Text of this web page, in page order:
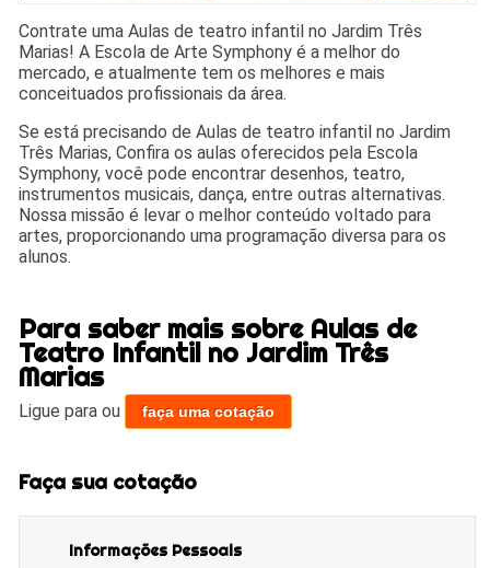
Contrate uma Aulas de teatro infantil no Jardim Três
Marias! A Escola de Arte Symphony é a melhor do
mercado, e atualmente tem os melhores e mais
conceituados profissionais da área.
Se está precisando de Aulas de teatro infantil no Jardim
Três Marias, Confira os aulas oferecidos pela Escola
Symphony, você pode encontrar desenhos, teatro,
instrumentos musicais, dança, entre outras alternativas.
Nossa missão é levar o melhor conteúdo voltado para
artes, proporcionando uma programação diversa para os
alunos.
Para saber mais sobre Aulas de
Teatro Infantil no Jardim Três
Marias
Ligue paraou faça uma cotação
Faça sua cotação
Informações Pessoais